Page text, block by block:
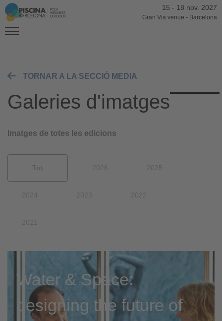
15 - 18 nov. 2027
Gran Via venue - Barcelona
TORNAR A LA SECCIÓ MEDIA
Galeries d'imatges
Imatges de totes les edicions
Water & Space:
designing the future of